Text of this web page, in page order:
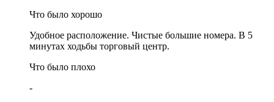
Что было хорошо
Удобное расположение. Чистые большие номера. В 5
минутах ходьбы торговый центр.
Что было плохо
-